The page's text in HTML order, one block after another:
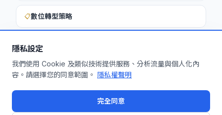
隱私設定
我們使用 Cookie 及類似技術提供服務、分析流量與個人化內
容。請選擇您的同意範圍。 隱私權聲明
完全同意
📋數位轉型策略
想深入了解如何將此洞察應用於您的企
業？
申請免費機制診斷